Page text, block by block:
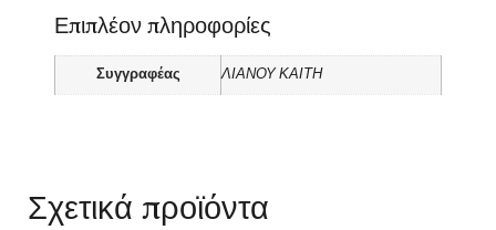
Επιπλέον πληροφορίες
Συγγραφέας ΛΙΑΝΟΥ ΚΑΙΤΗ
Σχετικά προϊόντα